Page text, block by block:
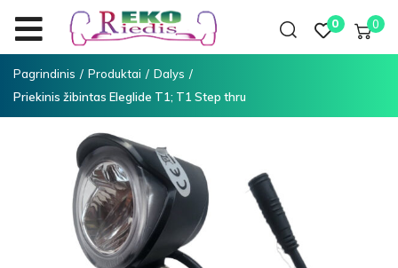
0 0
Pagrindinis / Produktai / Dalys /
Priekinis žibintas Eleglide T1; T1 Step thru